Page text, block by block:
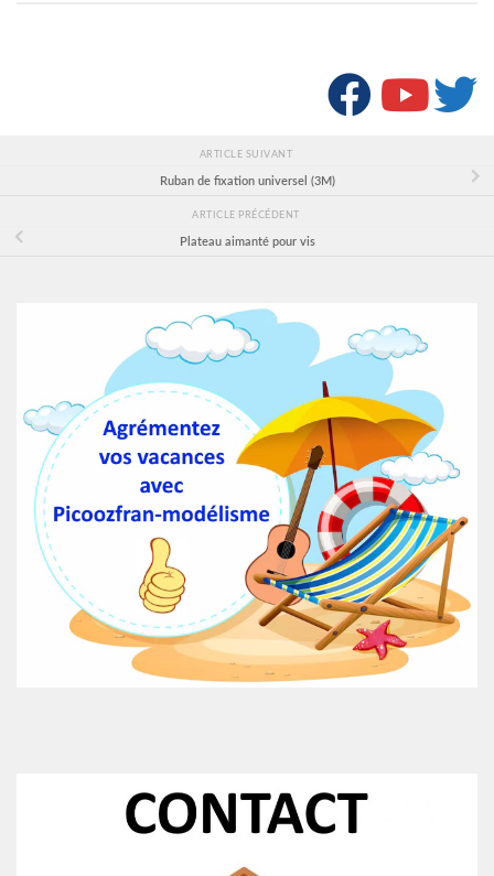
ARTICLE SUIVANT
Ruban de fixation universel (3M)
ARTICLE PRÉCÉDENT
Plateau aimanté pour vis